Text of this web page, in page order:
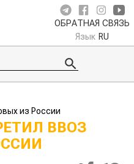
ОБРАТНАЯ СВЯЗЬ
Язык RU
из России
ВВОЗ